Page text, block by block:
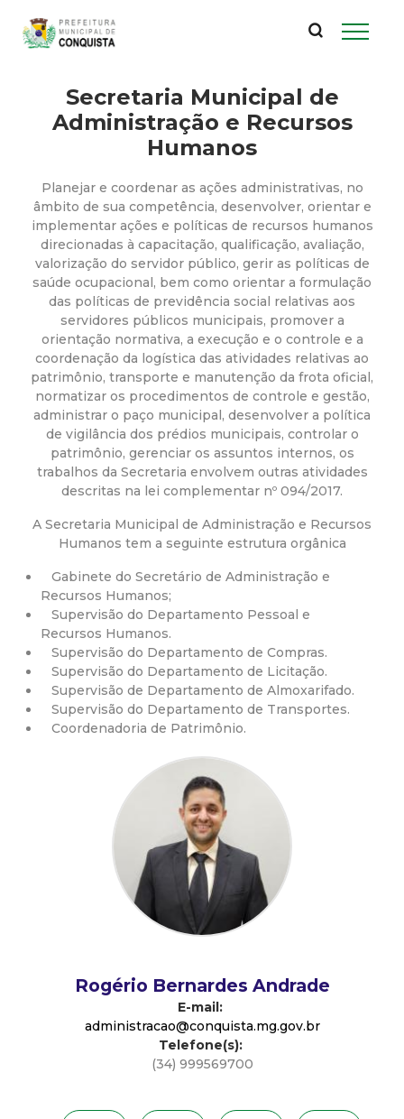
conteúdo
principal
P
e
e
i
t
u
r
a
M
n
i
c
p
Secretaria Municipal de
Administração e Recursos
Humanos
Planejar e coordenar as ações administrativas, no
âmbito de sua competência, desenvolver, orientar e
implementar ações e políticas de recursos humanos
direcionadas à capacitação, qualificação, avaliação,
valorização do servidor público, gerir as políticas de
saúde ocupacional, bem como orientar a formulação
das políticas de previdência social relativas aos
servidores públicos municipais, promover a
orientação normativa, a execução e o controle e a
coordenação da logística das atividades relativas ao
patrimônio, transporte e manutenção da frota oficial,
normatizar os procedimentos de controle e gestão,
administrar o paço municipal, desenvolver a política
de vigilância dos prédios municipais, controlar o
patrimônio, gerenciar os assuntos internos, os
trabalhos da Secretaria envolvem outras atividades
descritas na lei complementar nº 094/2017.
A Secretaria Municipal de Administração e Recursos
Humanos tem a seguinte estrutura orgânica
Gabinete do Secretário de Administração e
Recursos Humanos;
Supervisão do Departamento Pessoal e
Recursos Humanos.
Supervisão do Departamento de Compras.
Supervisão do Departamento de Licitação.
Supervisão de Departamento de Almoxarifado.
Supervisão do Departamento de Transportes.
Coordenadoria de Patrimônio.
Rogério Bernardes Andrade
E-mail:
administracao@conquista.mg.gov.br
Telefone(s):
(34) 999569700